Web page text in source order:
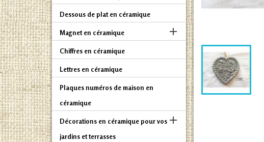
Dessous de plat en céramique
Magnet en céramique 
Chiffres en céramique
Lettres en céramique
Plaques numéros de maison en
céramique
Décorations en céramique pour vos
jardins et terrasses
